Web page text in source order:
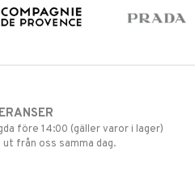
före 14:00 (gäller varor i lager)
från oss samma dag.